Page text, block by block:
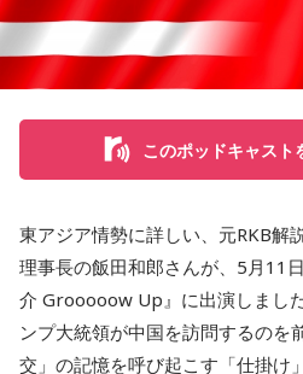
このポッドキャスト
東アジア情勢に詳しい、元RKB解
理事長の飯田和郎さんが、5月11
介 Grooooow Up』に出演しまし
ンプ大統領が中国を訪問するのを
交」の記憶を呼び起こす「仕掛け